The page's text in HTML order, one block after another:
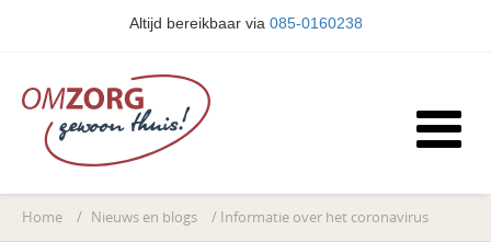
Altijd bereikbaar via 085-0160238
Home / Nieuws en blogs / Informatie over het coronavirus